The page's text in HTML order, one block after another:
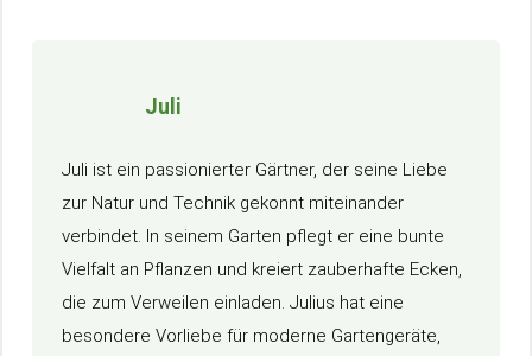
Juli
Juli ist ein passionierter Gärtner, der seine Liebe
zur Natur und Technik gekonnt miteinander
verbindet. In seinem Garten pflegt er eine bunte
Vielfalt an Pflanzen und kreiert zauberhafte Ecken,
die zum Verweilen einladen. Julius hat eine
besondere Vorliebe für moderne Gartengeräte,